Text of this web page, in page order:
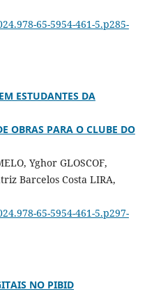
65-5954-461-5.p285-
ESTUDANTES DA
OBRAS PARA O CLUBE DO
Yghor GLOSCOF,
Barcelos Costa LIRA,
65-5954-461-5.p297-
NO PIBID